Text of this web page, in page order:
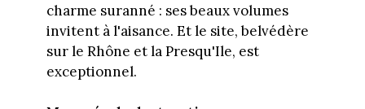
charme suranné : ses beaux volumes
invitent à l'aisance. Et le site, belvédère
sur le Rhône et la Presqu'Ile, est
exceptionnel.